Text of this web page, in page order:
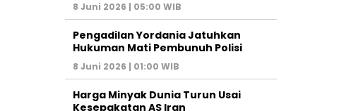
8 Juni 2026 | 05:00 WIB
Pengadilan Yordania Jatuhkan
Hukuman Mati Pembunuh Polisi
8 Juni 2026 | 01:00 WIB
Harga Minyak Dunia Turun Usai
Kesepakatan AS Iran